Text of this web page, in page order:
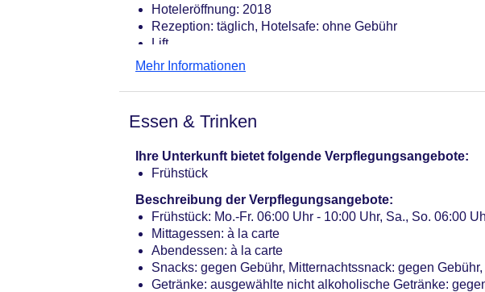
Hoteleröffnung: 2018
Rezeption: täglich, Hotelsafe: ohne Gebühr
Lift
Gemeinschaftslounge/TV-Bereich
Internetterminal: ohne Gebühr
Zahlungsarten: TUI Card / VISA, MasterCard, American
Haustier: Hund erlaubt: pro Tag ab 30 EUR, Katze erlaubt:
Parkmöglichkeiten: Garage: pro Tag ab 25 EUR
Businesscenter
Tagungseinrichtungen: Konferenzräume: 5, klimatisierte
Coffee Breaks: gegen Gebühr
Größe des Hotels/Anlage: 3000 qm
Gebäudeanzahl: 1, Etagen: 6, Zimmer: 312
Landeskategorie: 4 Sterne
Mehr Informationen
Essen & Trinken
Ihre Unterkunft bietet folgende Verpflegungsangebote:
Frühstück
Beschreibung der Verpflegungsangebote:
Frühstück: Mo.-Fr. 06:00 Uhr - 10:00 Uhr, Sa., So. 06:00
Mittagessen: à la carte
Abendessen: à la carte
Snacks: gegen Gebühr, Mitternachtssnack: gegen
Getränke: ausgewählte nicht alkoholische Getränke: